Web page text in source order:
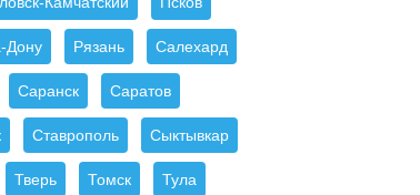
Дону Рязань Салехард
Саранск Саратов
Ставрополь Сыктывкар
Тверь Томск Тула